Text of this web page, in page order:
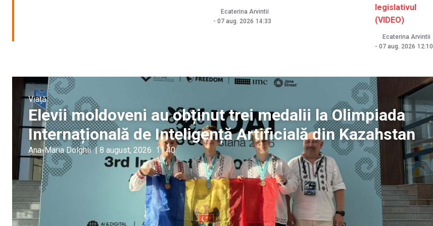
Ecaterina Arvintii
- 07 aug. 2026 14:33
legislativul
(VIDEO)
Ecaterina Arvintii
- 07 aug. 2026 12:10
Viață
Elevii moldoveni au obținut trei medalii la Olimpiada
Internațională de Inteligență Artificială din Kazahstan
Ana-Maria Dolghii | 8 august, 2026 11:40